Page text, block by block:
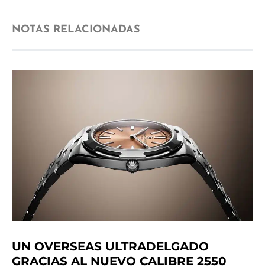
NOTAS RELACIONADAS
UN OVERSEAS ULTRADELGADO
GRACIAS AL NUEVO CALIBRE 2550